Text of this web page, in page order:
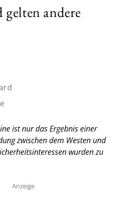
andere
ist nur das Ergebnis einer
zwischen dem Westen und
wurden zu
Anzeige